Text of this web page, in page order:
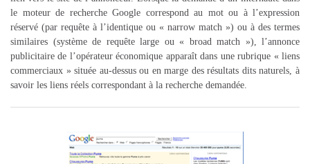
le moteur de recherche Google correspond au mot ou à l’expression
réservé (par requête à l’identique ou « narrow match ») ou à des termes
similaires (système de requête large ou « broad match »), l’annonce
publicitaire de l’opérateur économique apparaît dans une rubrique « liens
commerciaux » située au-dessus ou en marge des résultats dits naturels, à
savoir les liens réels correspondant à la recherche demandée.